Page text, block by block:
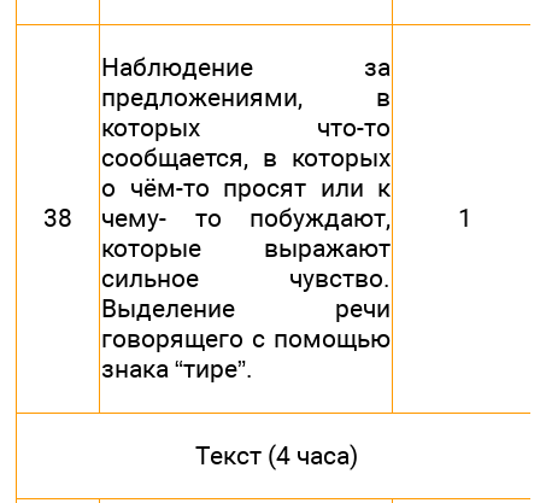
38
Наблюдение за
предложениями, в
которых что-то
сообщается, в которых
о чём-то просят или к
чему- то побуждают,
которые выражают
сильное чувство.
Выделение речи
говорящего с помощью
знака “тире”.
1
Текст (4 часа)